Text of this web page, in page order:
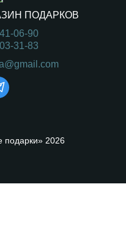
ПОДАРКОВ
06-90
31-83
подарки» 2026